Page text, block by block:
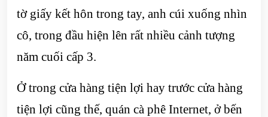
tờ giấy kết hôn trong tay, anh cúi xuống nhìn
cô, trong đầu hiện lên rất nhiều cảnh tượng
năm cuối cấp 3.
Ở trong cửa hàng tiện lợi hay trước cửa hàng
tiện lợi cũng thế, quán cà phê Internet, ở bến